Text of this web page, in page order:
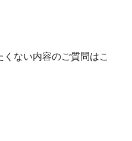
ない内容のご質問はこ